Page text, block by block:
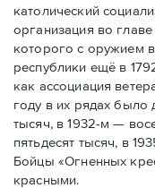
католический
организация во
которого с оружием
республики ещё в
как ассоциация
году в их рядах было
тысяч, в 1932-м —
пятьдесят тысяч, в
Бойцы «Огненных
красными.